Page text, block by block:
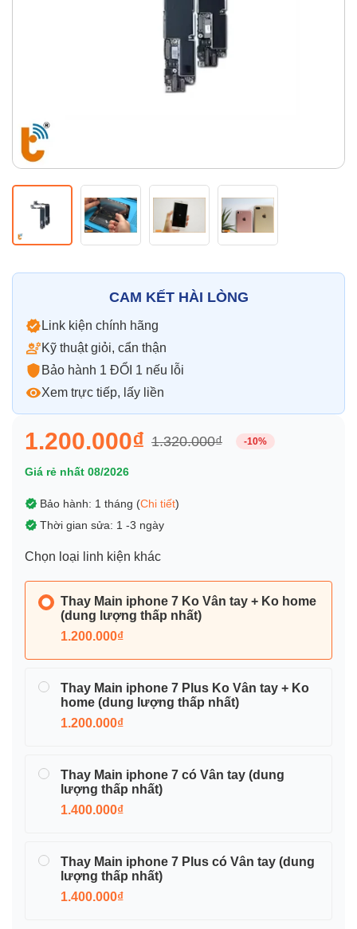
Pin Samsumg Pin Oppo
CAM KẾT HÀI LÒNG
Link kiện chính hãng
Kỹ thuật giỏi, cẩn thận
Bảo hành 1 ĐỔI 1 nếu lỗi
Xem trực tiếp, lấy liền
1.200.000₫ 1.320.000₫ -10%
Giá rẻ nhất 08/2026
Bảo hành: 1 tháng (Chi tiết)
Thời gian sửa: 1 -3 ngày
Chọn loại linh kiện khác
Thay Main iphone 7 Ko Vân tay + Ko home
(dung lượng thấp nhất)
1.200.000₫
Thay Main iphone 7 Plus Ko Vân tay + Ko
home (dung lượng thấp nhất)
1.200.000₫
Thay Main iphone 7 có Vân tay (dung
lượng thấp nhất)
1.400.000₫
Thay Main iphone 7 Plus có Vân tay (dung
lượng thấp nhất)
1.400.000₫